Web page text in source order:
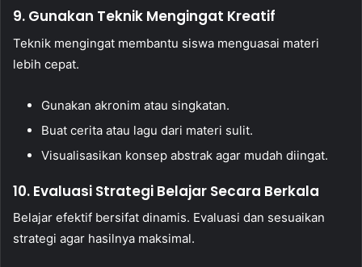
9. Gunakan Teknik Mengingat Kreatif
Teknik mengingat membantu siswa menguasai materi
lebih cepat.
Gunakan akronim atau singkatan.
Buat cerita atau lagu dari materi sulit.
Visualisasikan konsep abstrak agar mudah diingat.
10. Evaluasi Strategi Belajar Secara Berkala
Belajar efektif bersifat dinamis. Evaluasi dan sesuaikan
strategi agar hasilnya maksimal.